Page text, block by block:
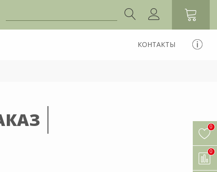
КОНТАКТЫ
0
0